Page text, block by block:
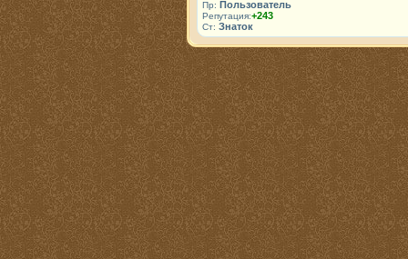
Пр: Пользователь
Репутация:+243
Ст: Знаток